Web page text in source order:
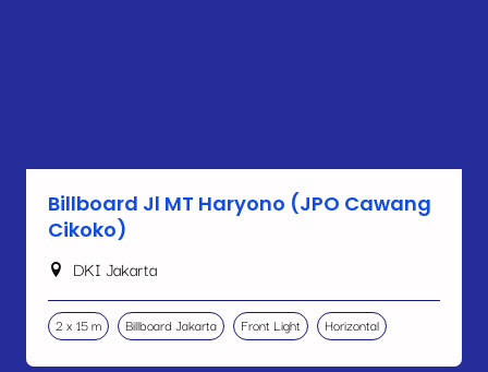
Billboard Jl MT Haryono (JPO Cawang
Cikoko)
DKI Jakarta
2 x 15 m Billboard Jakarta Front Light Horizontal